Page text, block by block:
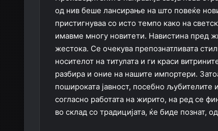
од нив беше лансирање на што повеќе
пристигнуваа со исто темпо како на
имавме многу новитети. Навистина пред
жестока. Се очекува препознатливата
носителот на титулата и ги краси
разбира и оние на нашите импортери.
пошироката јавност, посебно
согласно работата на жирито, на ред се
во склад со традицијата, ќе биде познат,